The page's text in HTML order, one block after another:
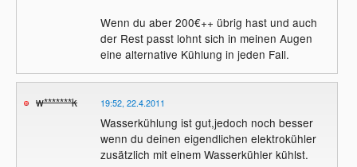
Wenn du aber 200€++ übrig hast und auch
der Rest passt lohnt sich in meinen Augen
eine alternative Kühlung in jeden Fall.
w*******k 19:52, 22.4.2011
Wasserkühlung ist gut,jedoch noch besser
wenn du deinen eigendlichen elektrokühler
zusätzlich mit einem Wasserkühler kühlst.